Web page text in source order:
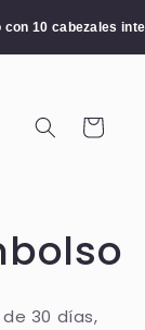
10 cabezales
Carrito
30 días,